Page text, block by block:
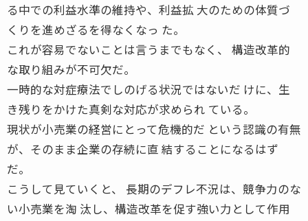
る中での利益水準の維持や、利益拡 大のための体質づ
くりを進めざるを得なくなっ た。
これが容易でないことは言うまでもなく、 構造改革的
な取り組みが不可欠だ。
一時的な対症療法でしのげる状況ではないだ けに、生
き残りをかけた真剣な対応が求められ ている。
現状が小売業の経営にとって危機的だ という認識の有無
が、そのまま企業の存続に直 結することになるはず
だ。
こうして見ていくと、 長期のデフレ不況は、競争力のな
い小売業を淘 汰し、構造改革を促す強い力として作用